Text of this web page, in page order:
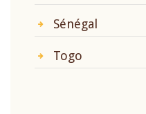
Sénégal
Togo